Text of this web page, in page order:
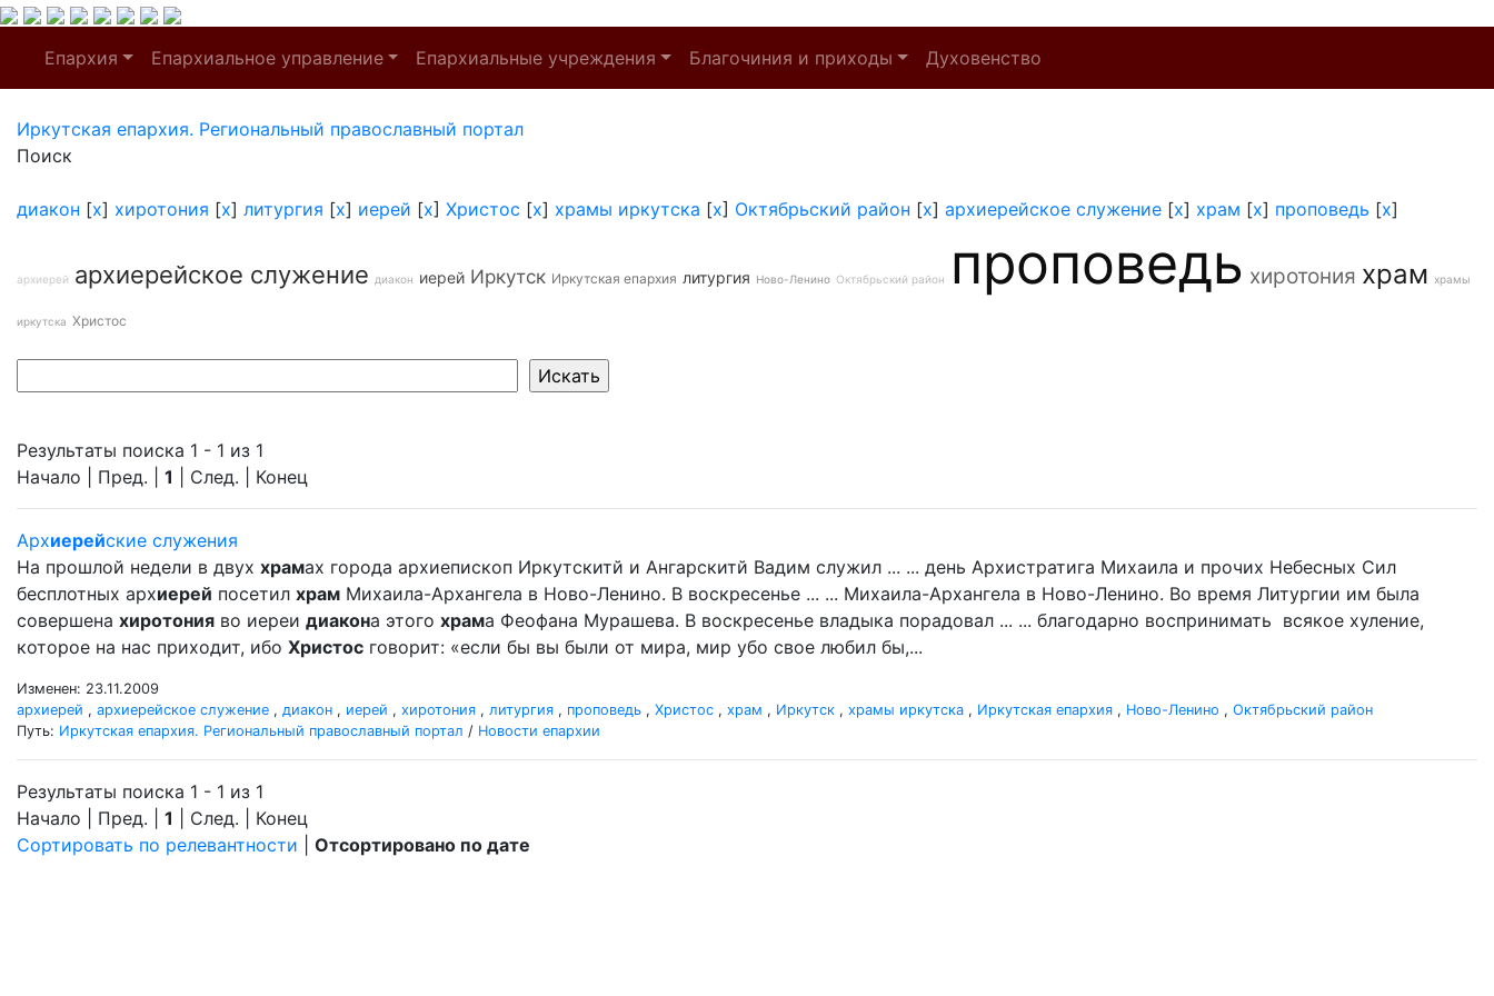
Епархия Епархиальное управление Епархиальные учреждения Благочиния и приходы Духовенство
Иркутская епархия. Региональный православный портал
Поиск
диакон [x] хиротония [x] литургия [x] иерей [x] Христос [x] храмы иркутска [x] Октябрьский район [x] архиерейское служение [x] храм [x] проповедь [x]
архиерей архиерейское служение диакон иерей Иркутск Иркутская епархия литургия Ново-Ленино Октябрьский район проповедь хиротония храм храмы
иркутска Христос
Результаты поиска 1 - 1 из 1
Начало | Пред. | 1 | След. | Конец
Архиерейские служения
На прошлой недели в двух храмах города архиепископ Иркутскитй и Ангарскитй Вадим служил ... ... день Архистратига Михаила и прочих Небесных Сил
бесплотных архиерей посетил храм Михаила-Архангела в Ново-Ленино. В воскресенье ... ... Михаила-Архангела в Ново-Ленино. Во время Литургии им была
совершена хиротония во иереи диакона этого храма Феофана Мурашева. В воскресенье владыка порадовал ... ... благодарно воспринимать всякое хуление,
которое на нас приходит, ибо Христос говорит: «если бы вы были от мира, мир убо свое любил бы,...
Изменен: 23.11.2009
архиерей , архиерейское служение , диакон , иерей , хиротония , литургия , проповедь , Христос , храм , Иркутск , храмы иркутска , Иркутская епархия , Ново-Ленино , Октябрьский район
Путь: Иркутская епархия. Региональный православный портал / Новости епархии
Результаты поиска 1 - 1 из 1
Начало | Пред. | 1 | След. | Конец
Сортировать по релевантности
Отсортировано по дате